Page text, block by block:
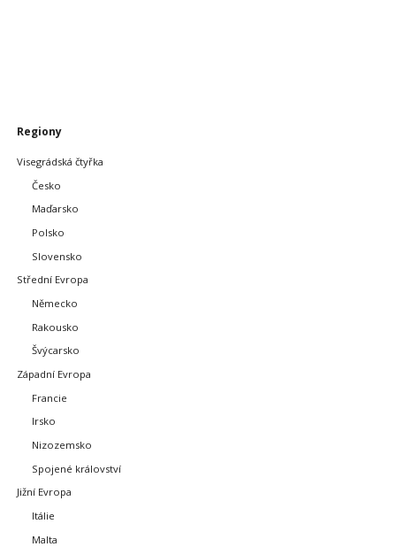
Přeskočit
Regiony
Visegrádská čtyřka
Česko
Maďarsko
Polsko
Slovensko
Střední Evropa
Německo
Rakousko
Švýcarsko
Západní Evropa
Francie
Irsko
Nizozemsko
Spojené království
Jižní Evropa
Itálie
Malta